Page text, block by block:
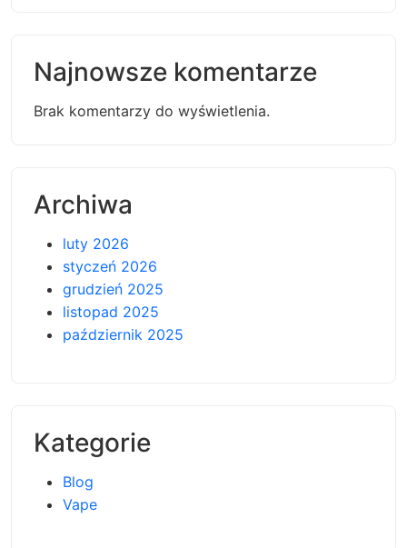
Najnowsze komentarze
Brak komentarzy do wyświetlenia.
Archiwa
luty 2026
styczeń 2026
grudzień 2025
listopad 2025
październik 2025
Kategorie
Blog
Vape